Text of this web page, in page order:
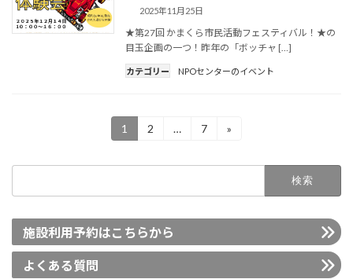
2025年11月25日
★第27回 かまくら市民活動フェスティバル！★の
目玉企画の一つ！昨年の「ボッチャ […]
カテゴリー NPOセンターのイベント
の
ペ
ー
ジ
送
固
定
1
固
2 …
固
7 »
施設利用予約はこちらから
よくある質問